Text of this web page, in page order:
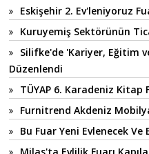
Eskişehir 2. Ev'leniyoruz
Kuruyemiş Sektörünün
Silifke'de 'Kariyer, Eğitim
Düzenlendi
TÜYAP 6. Karadeniz Kitap
Furnitrend Akdeniz
Bu Fuar Yeni Evlenecek
Milas'ta Evlilik Fuarı